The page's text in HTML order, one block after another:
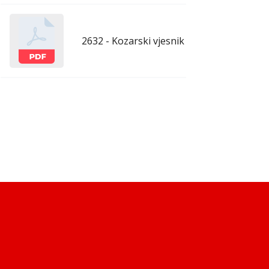
2632 - Kozarski vjesnik - 13.3.2026.